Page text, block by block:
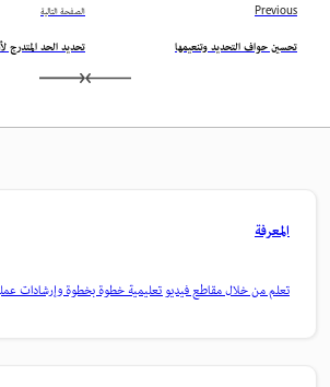
Previous
تحسين حواف التحديد وتنعيمها
الصفحة التالية
تحديد الحد المتدرج
المعرفة
تعلم من خلال مقاطع فيديو تعليمية خطوة بخطوة وإرشادات